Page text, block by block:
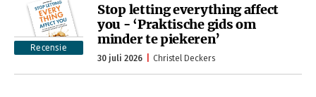
Recensie
Stop letting everything affect
you - ‘Praktische gids om
minder te piekeren’
30 juli 2026 Christel Deckers